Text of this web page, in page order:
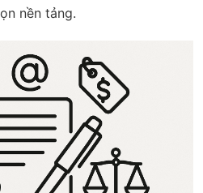
nền tảng.